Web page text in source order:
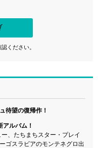
ください。
待望の復帰作！
ルバム！
、たちまちスター・プレイ
ゴスラビアのモンテネグロ出